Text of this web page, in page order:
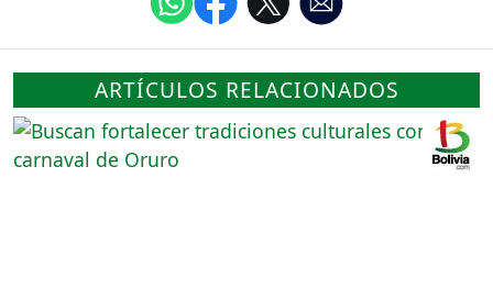
ARTÍCULOS RELACIONADOS